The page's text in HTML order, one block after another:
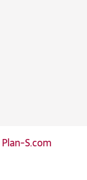
Plan-S.com